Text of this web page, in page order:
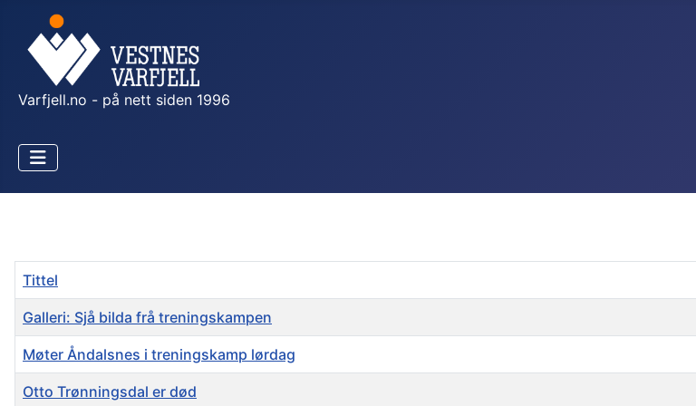
Varfjell.no - på nett siden 1996
Tittel
Galleri: Sjå bilda frå treningskampen
Møter Åndalsnes i treningskamp lørdag
Otto Trønningsdal er død